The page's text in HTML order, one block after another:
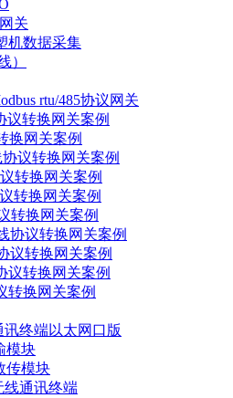
关
机数据采集
）
rtu/485协议网关
议转换网关案例
换网关案例
议转换网关案例
转换网关案例
转换网关案例
转换网关案例
协议转换网关案例
议转换网关案例
议转换网关案例
转换网关案例
终端以太网口版
模块
传模块
线通讯终端